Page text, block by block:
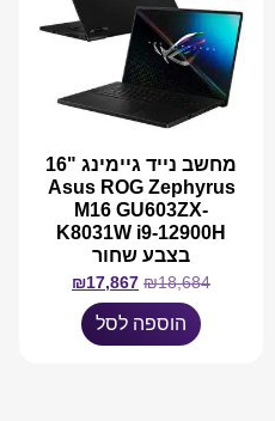
מחשב נייד גיימינג "16
Asus ROG Zephyrus
M16 GU603ZX-
K8031W i9-12900H
בצבע שחור
₪18,684
₪17,867
הוספה לסל